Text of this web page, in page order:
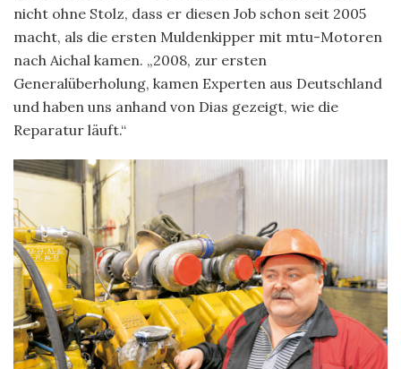
nicht ohne Stolz, dass er diesen Job schon seit 2005
macht, als die ersten Muldenkipper mit mtu-Motoren
nach Aichal kamen. „2008, zur ersten
Generalüberholung, kamen Experten aus Deutschland
und haben uns anhand von Dias gezeigt, wie die
Reparatur läuft.“